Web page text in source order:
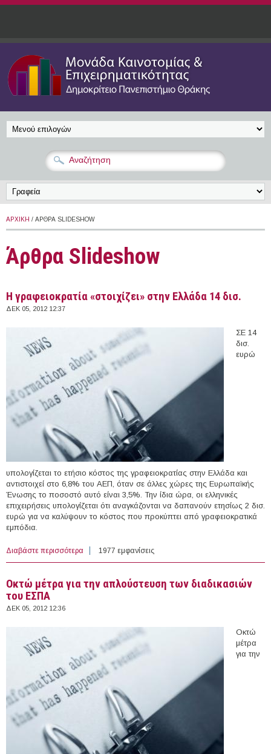
Παράκαμψη προς το κυρίως περιεχόμενο
ΑΡΧΙΚΉ / ΆΡΘΡΑ SLIDESHOW
Άρθρα Slideshow
Η γραφειοκρατία «στοιχίζει» στην Ελλάδα 14 δισ.
ΔΕΚ 05, 2012 12:37
ΣΕ 14
δισ.
ευρώ
υπολογίζεται το ετήσιο κόστος της γραφειοκρατίας στην Ελλάδα και
αντιστοιχεί στο 6,8% του ΑΕΠ, όταν σε άλλες χώρες της Ευρωπαϊκής
Ένωσης το ποσοστό αυτό είναι 3,5%. Την ίδια ώρα, οι ελληνικές
επιχειρήσεις υπολογίζεται ότι αναγκάζονται να δαπανούν ετησίως 2 δισ.
ευρώ για να καλύψουν το κόστος που προκύπτει από γραφειοκρατικά
εμπόδια.
Διαβάστε περισσότερα για Η γραφειοκρατία «στοιχίζει» στην Ελλάδα 14 δισ.
1977 εμφανίσεις
Οκτώ μέτρα για την απλούστευση των διαδικασιών
του ΕΣΠΑ
ΔΕΚ 05, 2012 12:36
Οκτώ
μέτρα
για την